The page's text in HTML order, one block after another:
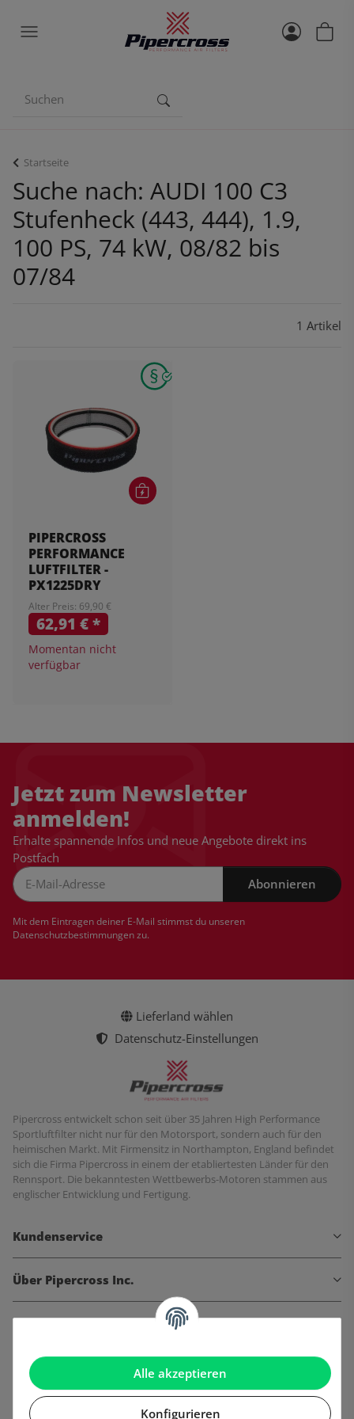
Alle akzeptieren
Konfigurieren
Startseite
Suche nach: AUDI 100 C3
Stufenheck (443, 444), 1.9,
100 PS, 74 kW, 08/82 bis
07/84
1 Artikel
PIPERCROSS
PERFORMANCE
LUFTFILTER -
PX1225DRY
Alter Preis: 69,90 €
62,91 €*
Momentan nicht
verfügbar
Jetzt zum Newsletter
anmelden!
Erhalte spannende Infos und neue Angebote direkt ins
Postfach
Abonnieren
Mit dem Eintragen deiner E-Mail stimmst du unseren
Datenschutzbestimmungenzu.
Lieferland wählen
Datenschutz-Einstellungen
Pipercross entwickelt schon seit über 35 Jahren High Performance
Sportluftfilter nicht nur für den Motorsport, sondern auch für den
heimischen Markt. Mit Firmensitz in Northampton, England befindet
sich die Firma Pipercross in einem der etabliertesten Länder für den
Rennsport. Die bekanntesten Wettbewerbs-Motoren stammen aus
englischer Entwicklung und Fertigung.
Kundenservice
Über Pipercross Inc.
Informationen
Gesetzliche Informationen